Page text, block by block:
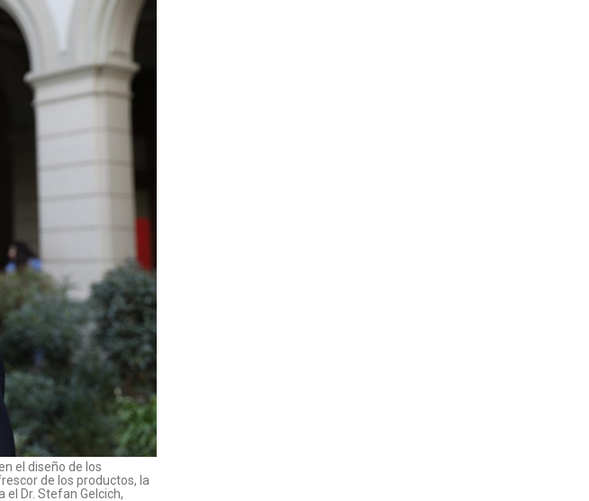
el diseño de los
de los productos, la
Dr. Stefan Gelcich,